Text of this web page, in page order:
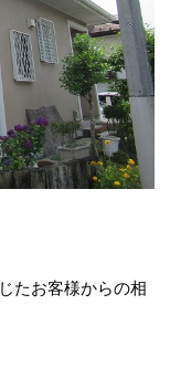
たお客様からの相